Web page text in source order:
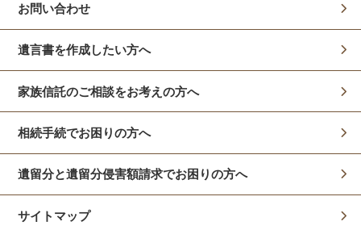
お問い合わせ
遺言書を作成したい方へ
家族信託のご相談をお考えの方へ
相続手続でお困りの方へ
遺留分と遺留分侵害額請求でお困りの方へ
サイトマップ